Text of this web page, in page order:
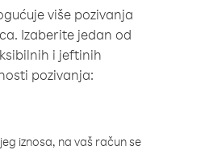
više pozivanja
Izaberite jedan od
i jeftinih
pozivanja:
iznosa, na vaš račun se